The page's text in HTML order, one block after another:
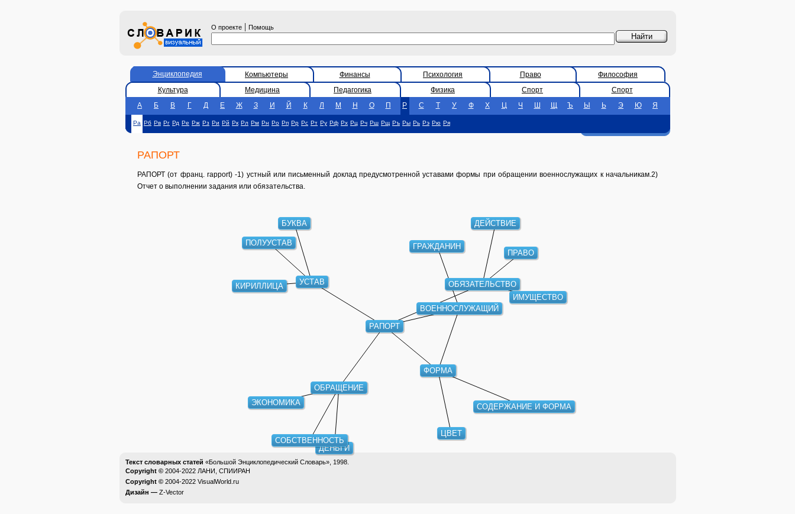
О проекте | Помощь
Энциклопедия Компьютеры Финансы Психология Право
Философия
Культура
Медицина Педагогика Физика Спорт
Спорт
А
Б В Г Д Е Ж З И Й К Л М Н О П Р С Т У Ф Х Ц Ч Ш Щ Ъ Ы Ь Э Ю Я
Ра Рб Рв Рг Рд Ре Рж Рз Ри Рй Рк Рл Рм Рн Ро Рп Рр Рс Рт Ру Рф Рх Рц Рч Рш Рщ Ръ Ры Рь Рэ Рю Ря
РАПОРТ
РАПОРТ (от франц. rapport) -1) устный или письменный доклад предусмотренной уставами формы при обращении военнослужащих к начальникам.2)
Отчет о выполнении задания или обязательства.
РАПОРТ
ВОЕННОСЛУЖАЩИЙ
УСТАВ ОБЯЗАТЕЛЬСТВО
ОБРАЩЕНИЕ
ФОРМА
ГРАЖДАНИН
ПОЛУУСТАВ
КИРИЛЛИЦА
БУКВА
ИМУЩЕСТВО
ПРАВО
ДЕЙСТВИЕ
ДЕНЬГИ
СОБСТВЕННОСТЬ
ЭКОНОМИКА СОДЕРЖАНИЕ И ФОРМА
ЦВЕТ
Текст словарных статей «Большой Энциклопедический Словарь», 1998.
Copyright © 2004-2022 ЛАНИ, СПИИРАН
Copyright © 2004-2022 VisualWorld.ru
Дизайн — Z-Vector